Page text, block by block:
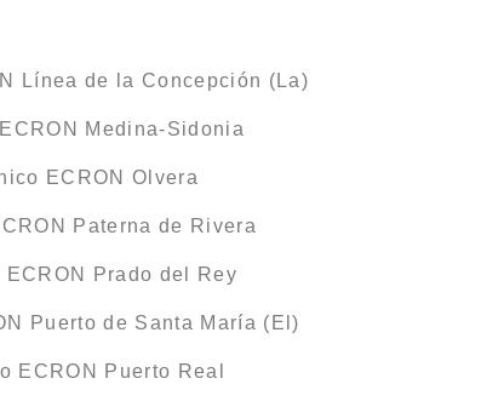
Línea de la Concepción (La)
Medina-Sidonia
ECRON Olvera
Paterna de Rivera
Prado del Rey
Puerto de Santa María (El)
ECRON Puerto Real